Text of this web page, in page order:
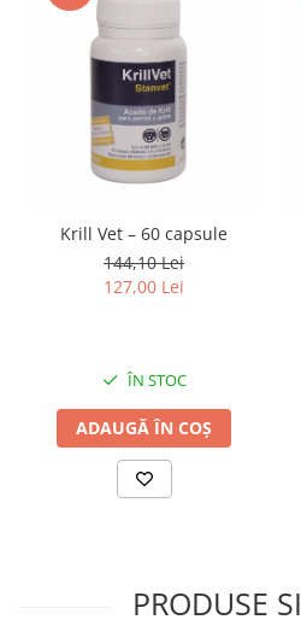
Krill Vet – 60 capsule
144,10 Lei
127,00 Lei
ÎN STOC
ADAUGĂ ÎN COȘ
PRODUSE